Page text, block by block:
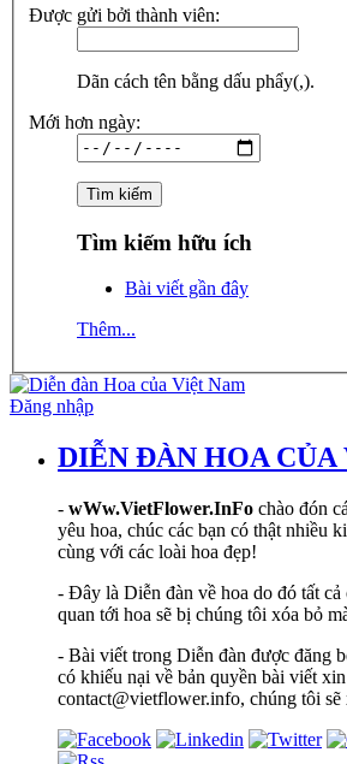
Được gửi bởi thành viên:
Dãn cách tên bằng dấu phẩy(,).
Mới hơn ngày:
Tìm kiếm hữu ích
Bài viết gần đây
Thêm...
Đăng nhập
DIỄN ĐÀN HOA
- wWw.VietFlower.InFo chào đón
yêu hoa, chúc các bạn có thật nhiều
cùng với các loài hoa đẹp!
- Đây là Diễn đàn về hoa do đó tất
quan tới hoa sẽ bị chúng tôi xóa bỏ
- Bài viết trong Diễn đàn được đăng
có khiếu nại về bản quyền bài viết
contact@vietflower.info, chúng tôi